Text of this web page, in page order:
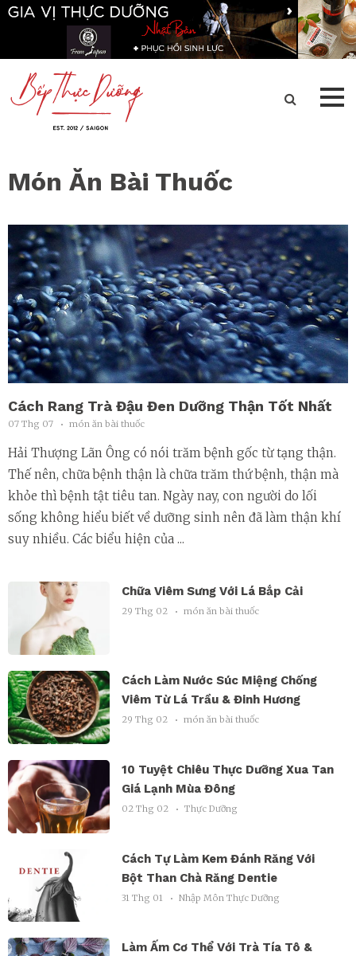
Món Ăn Bài Thuốc
Cách Rang Trà Đậu Đen Dưỡng Thận Tốt Nhất
07 Thg 07 món ăn bài thuốc
Hải Thượng Lãn Ông có nói trăm bệnh gốc từ tạng thận.
Thế nên, chữa bệnh thận là chữa trăm thứ bệnh, thận mà
khỏe thì bệnh tật tiêu tan. Ngày nay, con người do lối
sống không hiểu biết về dưỡng sinh nên đã làm thận khí
suy nhiều. Các biểu hiện của ...
Chữa Viêm Sưng Với Lá Bắp Cải
29 Thg 02 món ăn bài thuốc
Cách Làm Nước Súc Miệng Chống
Viêm Từ Lá Trầu & Đinh Hương
29 Thg 02 món ăn bài thuốc
10 Tuyệt Chiêu Thực Dưỡng Xua Tan
Giá Lạnh Mùa Đông
02 Thg 02 Thực Dưỡng
Cách Tự Làm Kem Đánh Răng Với
Bột Than Chà Răng Dentie
31 Thg 01 Nhập Môn Thực Dưỡng
Làm Ấm Cơ Thể Với Trà Tía Tô &